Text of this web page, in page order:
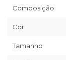
Composição
Cor
Tamanho